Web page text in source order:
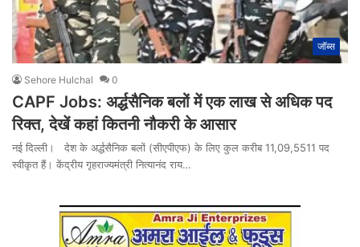
जॉब्स
Sehore Hulchal 0
CAPF Jobs: अर्द्धसैनिक बलों में एक लाख से अधिक पद
रिक्त, देखें कहां कितनी नौकरी के आसार
नई दिल्ली। देश के अर्द्धसैनिक बलों (सीएपीएफ) के लिए कुल करीब 11,09,5511 पद
स्वीकृत हैं। केंद्रीय गृहराज्यमंत्री नित्यानंद राय…